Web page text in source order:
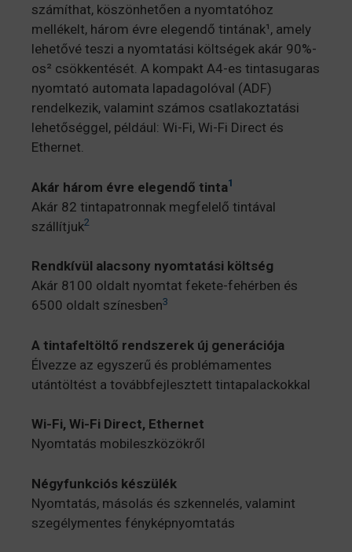
számíthat, köszönhetően a nyomtatóhoz
mellékelt, három évre elegendő tintának¹, amely
lehetővé teszi a nyomtatási költségek akár 90%-
os² csökkentését. A kompakt A4-es tintasugaras
nyomtató automata lapadagolóval (ADF)
rendelkezik, valamint számos csatlakoztatási
lehetőséggel, például: Wi-Fi, Wi-Fi Direct és
Ethernet.
Akár három évre elegendő tinta1
Akár 82 tintapatronnak megfelelő tintával
szállítjuk2
Rendkívül alacsony nyomtatási költség
Akár 8100 oldalt nyomtat fekete-fehérben és
6500 oldalt színesben3
A tintafeltöltő rendszerek új generációja
Élvezze az egyszerű és problémamentes
utántöltést a továbbfejlesztett tintapalackokkal
Wi-Fi, Wi-Fi Direct, Ethernet
Nyomtatás mobileszközökről
Négyfunkciós készülék
Nyomtatás, másolás és szkennelés, valamint
szegélymentes fényképnyomtatás